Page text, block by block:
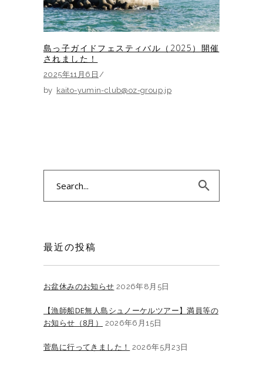
島っ子ガイドフェスティバル（2025）開催
されました！
2025年11月6日
by kaito-yumin-club@oz-group.jp
最近の投稿
お盆休みのお知らせ 2026年8月5日
【漁師船DE無人島シュノーケルツアー】満員等の
お知らせ（8月）
2026年6月15日
菅島に行ってきました！ 2026年5月23日